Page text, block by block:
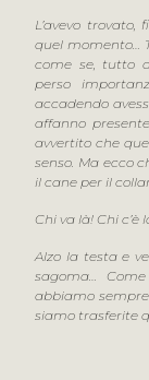
L’avevo
quel momento…
come se, tutto
perso
accadendo
affanno
avvertito che
senso. Ma ecco
il cane per il
Chi va là! Chi c’è
Alzo la testa e
sagoma…
abbiamo
siamo trasferite